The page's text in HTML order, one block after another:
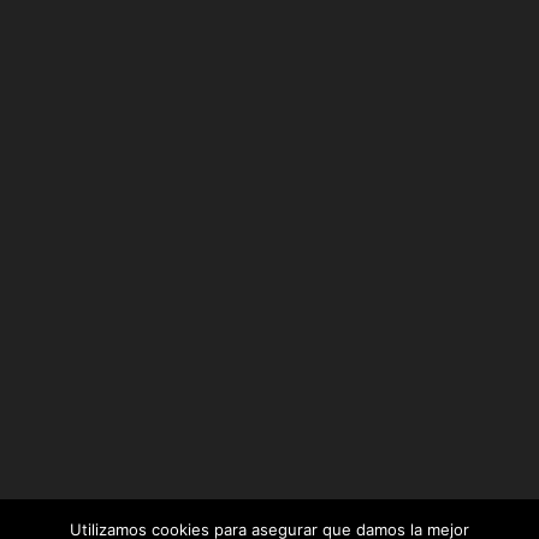
Utilizamos cookies para asegurar que damos la mejor